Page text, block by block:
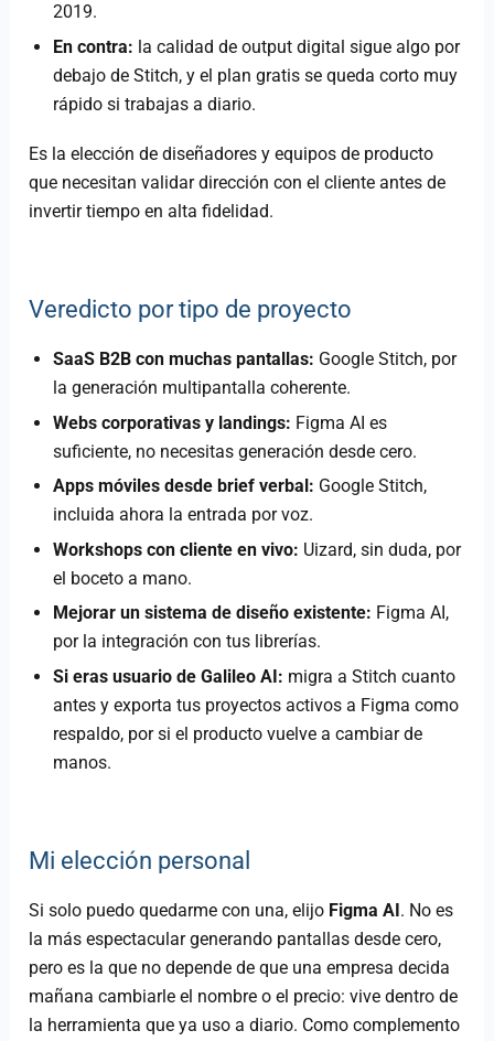
2019.
En contra: la calidad de output digital sigue algo por
debajo de Stitch, y el plan gratis se queda corto muy
rápido si trabajas a diario.
Es la elección de diseñadores y equipos de producto
que necesitan validar dirección con el cliente antes de
invertir tiempo en alta fidelidad.
Veredicto por tipo de proyecto
SaaS B2B con muchas pantallas: Google Stitch, por
la generación multipantalla coherente.
Webs corporativas y landings: Figma AI es
suficiente, no necesitas generación desde cero.
Apps móviles desde brief verbal: Google Stitch,
incluida ahora la entrada por voz.
Workshops con cliente en vivo: Uizard, sin duda, por
el boceto a mano.
Mejorar un sistema de diseño existente: Figma AI,
por la integración con tus librerías.
Si eras usuario de Galileo AI: migra a Stitch cuanto
antes y exporta tus proyectos activos a Figma como
respaldo, por si el producto vuelve a cambiar de
manos.
Mi elección personal
Si solo puedo quedarme con una, elijo Figma AI. No es
la más espectacular generando pantallas desde cero,
pero es la que no depende de que una empresa decida
mañana cambiarle el nombre o el precio: vive dentro de
la herramienta que ya uso a diario. Como complemento